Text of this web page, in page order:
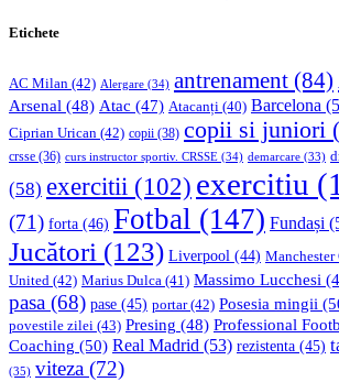
Etichete
AC Milan (42) Alergare (34) antrenament (84)
Arsenal (48) Atac (47) Atacanți (40) Barcelona
Ciprian Urican (42) copii (38) copii si juniori
crsse (36) curs instructor sportiv. CRSSE (34) demarcare (33)
(58) exercitii (102) exercitiu
(71) forta (46) Fotbal (147) Fundași
Jucători (123) Liverpool (44)
United (42) Marius Dulca (41) Massimo Lucchesi
pasa (68) pase (45) portar(42) Posesia mingii
povestile zilei (43) Presing (48) Professional
Coaching (50) Real Madrid (53) rezistenta (45)
(35) viteza (72)